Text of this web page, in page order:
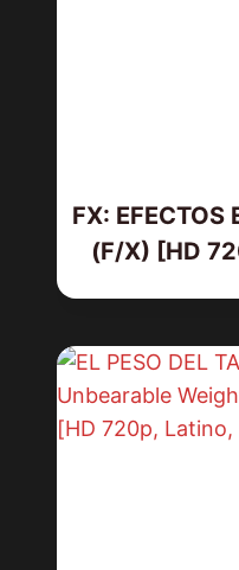
FX: EFECTOS
(F/X) [HD